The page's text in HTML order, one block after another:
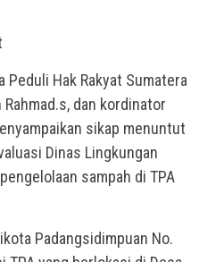
Hak Rakyat Sumatera
dan kordinator
sikap menuntut
Dinas Lingkungan
sampah di TPA
Padangsidimpuan No.